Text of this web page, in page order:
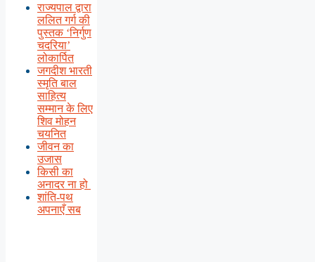
राज्यपाल द्वारा
ललित गर्ग की
पुस्तक ‘निर्गुण
चदरिया’
लोकार्पित
जगदीश भारती
स्मृति बाल
साहित्य
सम्मान के लिए
शिव मोहन
चयनित
जीवन का
उजास
किसी का
अनादर ना हो
शांति-पथ
अपनाएँ सब